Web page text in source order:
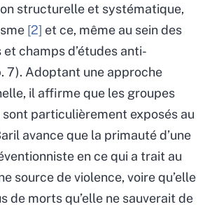
structurelle et systématique,
2 et ce, même au sein des
champs d’études anti-
7). Adoptant une approche
il affirme que les groupes
particulièrement exposés au
avance que la primauté d’une
en ce qui a trait au
source de violence, voire qu’elle
de morts qu’elle ne sauverait de